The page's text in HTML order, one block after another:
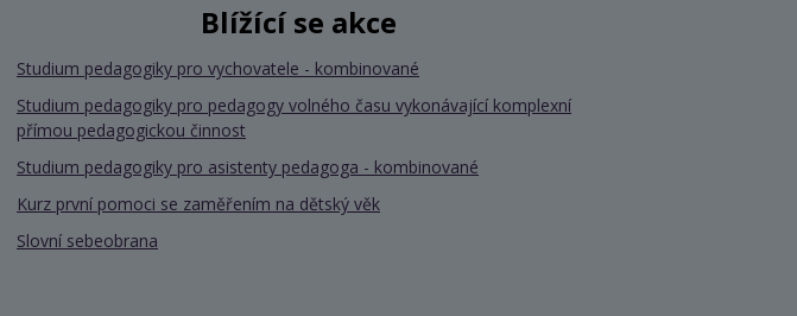
Blížící se akce
Studium pedagogiky pro vychovatele - kombinované
Studium pedagogiky pro pedagogy volného času vykonávající komplexní
přímou pedagogickou činnost
Studium pedagogiky pro asistenty pedagoga - kombinované
Kurz první pomoci se zaměřením na dětský věk
Slovní sebeobrana